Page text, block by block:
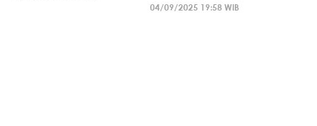
04/09/2025 19:58 WIB